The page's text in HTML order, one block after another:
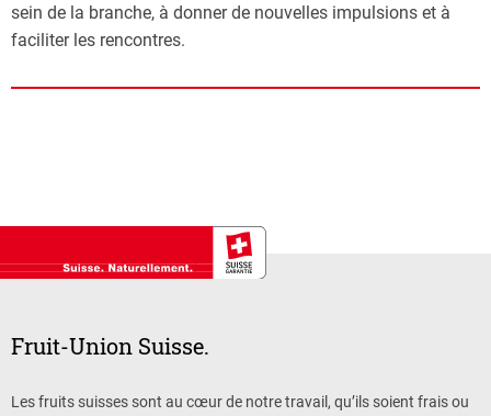
sein de la branche, à donner de nouvelles impulsions et à
faciliter les rencontres.
Fruit-Union Suisse.
Les fruits suisses sont au cœur de notre travail, qu’ils soient frais ou